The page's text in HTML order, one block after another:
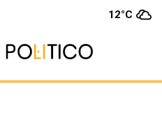
12°C